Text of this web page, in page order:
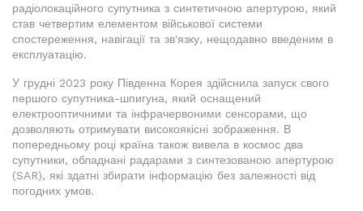
радіолокаційного супутника з синтетичною апертурою, який
став четвертим елементом військової системи
спостереження, навігації та зв'язку, нещодавно введеним в
експлуатацію.
У грудні 2023 року Південна Корея здійснила запуск свого
першого супутника-шпигуна, який оснащений
електрооптичними та інфрачервоними сенсорами, що
дозволяють отримувати високоякісні зображення. В
попередньому році країна також вивела в космос два
супутники, обладнані радарами з синтезованою апертурою
(SAR), які здатні збирати інформацію без залежності від
погодних умов.